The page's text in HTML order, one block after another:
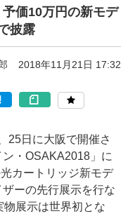
価10万円の新モデ
披露
2018年11月21日 17:32
25日に大阪で開催さ
・OSAKA2018」に
カートリッジ新モデ
ーの先行展示を行な
物展示は世界初とな